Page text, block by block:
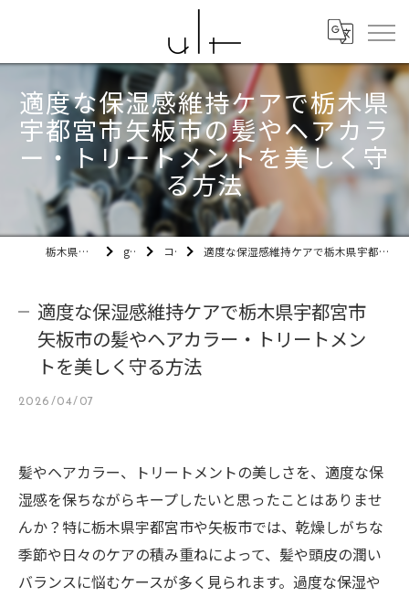
適度な保湿感維持ケアで栃木県
宇都宮市矢板市の髪やヘアカラ
ー・トリートメントを美しく守
る方法
栃木県宇都宮市の美容室ult gallery コラム 適度な保湿感維持ケアで栃木県宇都宮市矢板市の髪やヘアカラー・トリートメントを美しく守る方法
適度な保湿感維持ケアで栃木県宇都宮市
矢板市の髪やヘアカラー・トリートメン
トを美しく守る方法
2026/04/07
髪やヘアカラー、トリートメントの美しさを、適度な保
湿感を保ちながらキープしたいと思ったことはありませ
んか？特に栃木県宇都宮市や矢板市では、乾燥しがちな
季節や日々のケアの積み重ねによって、髪や頭皮の潤い
バランスに悩むケースが多く見られます。過度な保湿や